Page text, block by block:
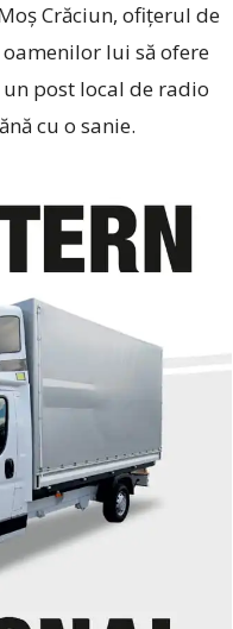
Crăciun, ofiţerul de
lui să ofere
post local de radio
cu o sanie.